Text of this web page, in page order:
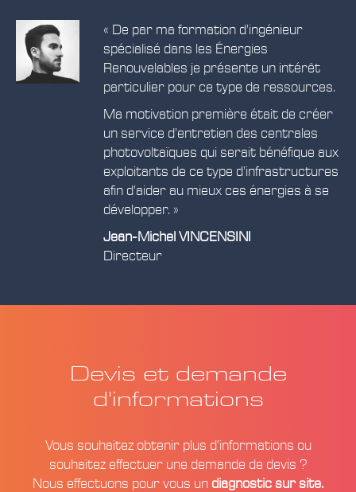
« De par ma formation d’ingénieur
spécialisé dans les Énergies
Renouvelables je présente un intérêt
particulier pour ce type de ressources.
Ma motivation première était de créer
un service d’entretien des centrales
photovoltaïques qui serait bénéfique aux
exploitants de ce type d’infrastructures
afin d’aider au mieux ces énergies à se
développer. »
Jean-Michel VINCENSINI
Directeur
Devis et demande
d'informations
Vous souhaitez obtenir plus d’informations ou
souhaitez effectuer une demande de devis ?
Nous effectuons pour vous un diagnostic sur site.